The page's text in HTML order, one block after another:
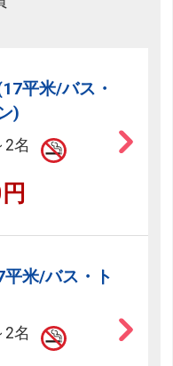
平米/バス・
)
2名
米/バス・ト
2名